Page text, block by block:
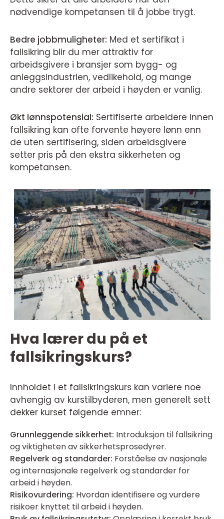
nødvendige kompetansen til å jobbe trygt.
Bedre jobbmuligheter: Med et sertifikat i
fallsikring blir du mer attraktiv for
arbeidsgivere i bransjer som bygg- og
anleggsindustrien, vedlikehold, og mange
andre sektorer der arbeid i høyden er vanlig.
Økt lønnspotensial: Sertifiserte arbeidere innen
fallsikring kan ofte forvente høyere lønn enn
de uten sertifisering, siden arbeidsgivere
setter pris på den ekstra sikkerheten og
kompetansen.
Hva lærer du på et
fallsikringskurs?
Innholdet i et fallsikringskurs kan variere noe
avhengig av kurstilbyderen, men generelt sett
dekker kurset følgende emner:
Grunnleggende sikkerhet: Introduksjon til fallsikring
og viktigheten av sikkerhetsprosedyrer.
Regelverk og standarder: Forståelse av nasjonale
og internasjonale regelverk og standarder for
arbeid i høyden.
Risikovurdering: Hvordan identifisere og vurdere
risikoer knyttet til arbeid i høyden.